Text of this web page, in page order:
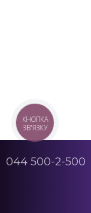
044 500-2-500
КНОПКА
ЗВ'ЯЗКУ